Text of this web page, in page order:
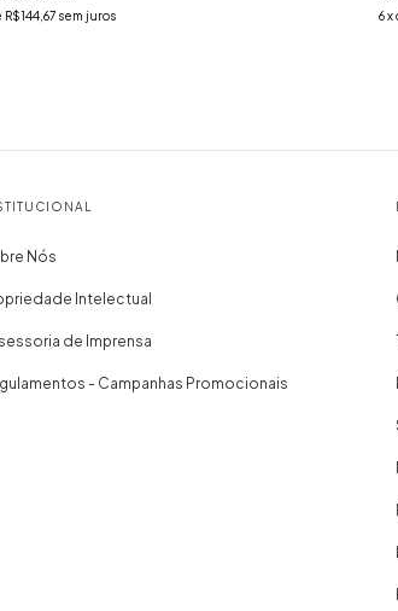
R$144,67 sem juros
6 x
Nós
Intelectual
de Imprensa
- Campanhas Promocionais